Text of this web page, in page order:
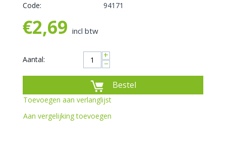
Code: 94171
€2,69 incl btw
Aantal: +
−
Bestel
Toevoegen aan verlanglijst
Aan vergelijking toevoegen